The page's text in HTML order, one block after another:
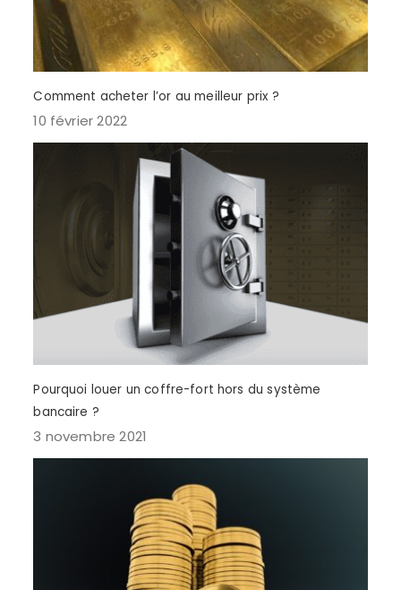
Comment acheter l’or au meilleur prix ?
10 février 2022
Pourquoi louer un coffre-fort hors du système
bancaire ?
3 novembre 2021